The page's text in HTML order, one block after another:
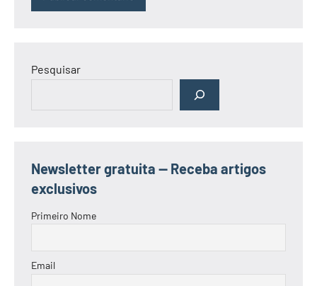
Pesquisar
Newsletter gratuita — Receba artigos
exclusivos
Primeiro Nome
Email